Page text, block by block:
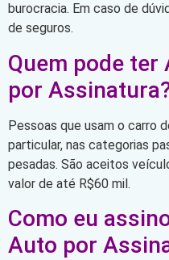
burocracia. Em caso de
de seguros.
Quem pode ter
por
Pessoas que usam o carro
particular, nas categorias
pesadas. São aceitos
valor de até R$60 mil.
Como eu
Auto por